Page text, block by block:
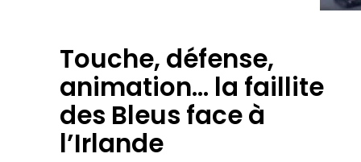
Touche, défense,
animation… la faillite
des Bleus face à
l’Irlande